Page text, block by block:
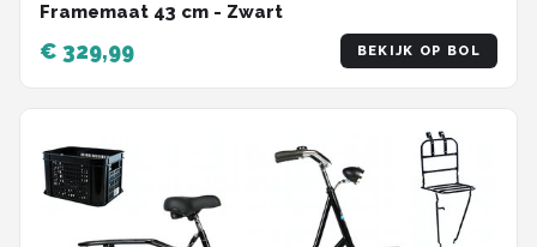
Framemaat 43 cm - Zwart
€ 329,99 BEKIJK OP BOL